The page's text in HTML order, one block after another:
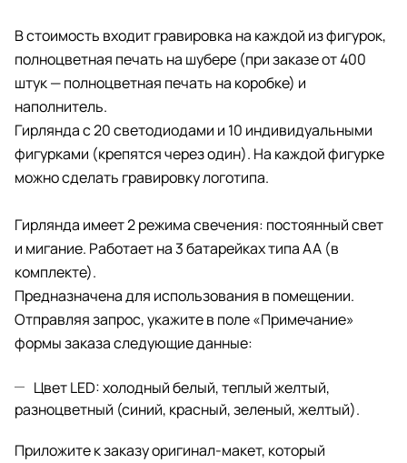
В стоимость входит гравировка на каждой из фигурок,
полноцветная печать на шубере (при заказе от 400
штук — полноцветная печать на коробке) и
наполнитель.
Гирлянда с 20 светодиодами и 10 индивидуальными
фигурками (крепятся через один). На каждой фигурке
можно сделать гравировку логотипа.
Гирлянда имеет 2 режима свечения: постоянный свет
и мигание. Работает на 3 батарейках типа АА (в
комплекте).
Предназначена для использования в помещении.
Отправляя запрос, укажите в поле «Примечание»
формы заказа следующие данные:
Цвет LED: холодный белый, теплый желтый,
разноцветный (синий, красный, зеленый, желтый).
Приложите к заказу оригинал-макет, который